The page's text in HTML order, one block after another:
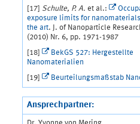
[17] Schulte, P. A. et al.:
exposure limits for
the art. J. of Nanoparticle
(2010) Nr. 6, pp. 1971-1987
[18]
BekGS 527: Hergestellte
Nanomaterialien
[19]
Beurteilungsmaßstab
Ansprechpartner: